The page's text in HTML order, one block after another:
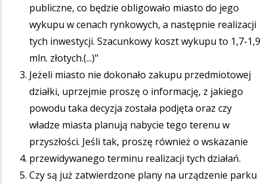
publiczne, co będzie obligowało miasto do jego
wykupu w cenach rynkowych, a następnie realizacji
tych inwestycji. Szacunkowy koszt wykupu to 1,7-1,9
mln. złotych.(...)"
Jeżeli miasto nie dokonało zakupu przedmiotowej
działki, uprzejmie proszę o informację, z jakiego
powodu taka decyzja została podjęta oraz czy
władze miasta planują nabycie tego terenu w
przyszłości. Jeśli tak, proszę również o wskazanie
przewidywanego terminu realizacji tych działań.
Czy są już zatwierdzone plany na urządzenie parku